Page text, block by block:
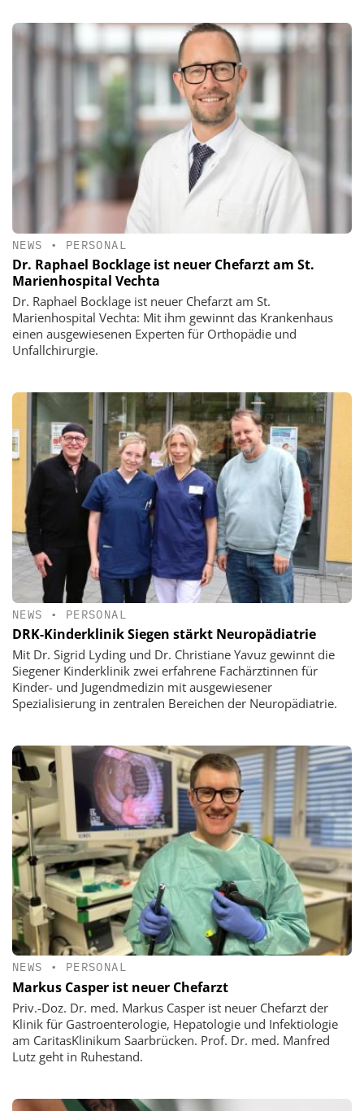
NEWS • PERSONAL
Dr. Raphael Bocklage ist neuer Chefarzt am St.
Marienhospital Vechta
Dr. Raphael Bocklage ist neuer Chefarzt am St.
Marienhospital Vechta: Mit ihm gewinnt das Krankenhaus
einen ausgewiesenen Experten für Orthopädie und
Unfallchirurgie.
NEWS • PERSONAL
DRK-Kinderklinik Siegen stärkt Neuropädiatrie
Mit Dr. Sigrid Lyding und Dr. Christiane Yavuz gewinnt die
Siegener Kinderklinik zwei erfahrene Fachärztinnen für
Kinder- und Jugendmedizin mit ausgewiesener
Spezialisierung in zentralen Bereichen der Neuropädiatrie.
NEWS • PERSONAL
Markus Casper ist neuer Chefarzt
Priv.-Doz. Dr. med. Markus Casper ist neuer Chefarzt der
Klinik für Gastroenterologie, Hepatologie und Infektiologie
am CaritasKlinikum Saarbrücken. Prof. Dr. med. Manfred
Lutz geht in Ruhestand.